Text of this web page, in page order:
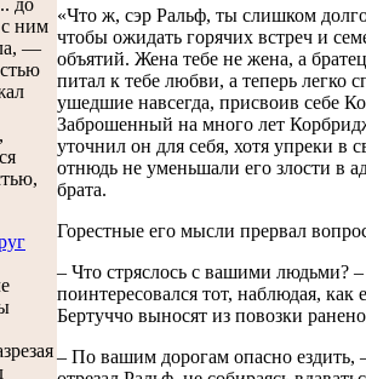
до
с ним
—
«Что ж, сэр Ральф, ты слишком
чтобы ожидать горячих встреч и
объятий. Жена тебе не жена, а
питал к тебе любви, а теперь легко
ушедшие навсегда, присвоив себе
Заброшенный на много лет
уточнил он для себя, хотя упреки в
отнюдь не уменьшали его злости в
брата.
Горестные его мысли прервал
– Что стряслось с вашими людьми?
поинтересовался тот, наблюдая, как
Бертуччо выносят из повозки
– По вашим дорогам опасно ездить,